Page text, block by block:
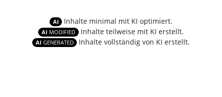
AI Inhalte minimal mit KI optimiert.
AI MODIFIED Inhalte teilweise mit KI erstellt.
AI GENERATED Inhalte vollständig von KI erstellt.